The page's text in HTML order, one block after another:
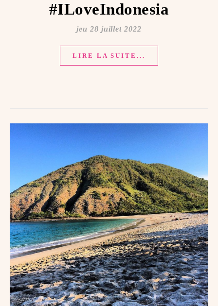
#ILoveIndonesia
jeu 28 juillet 2022
LIRE LA SUITE...